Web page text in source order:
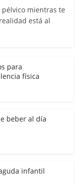
mientras te
está al
para
física
beber al día
infantil